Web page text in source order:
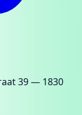
39— 1830